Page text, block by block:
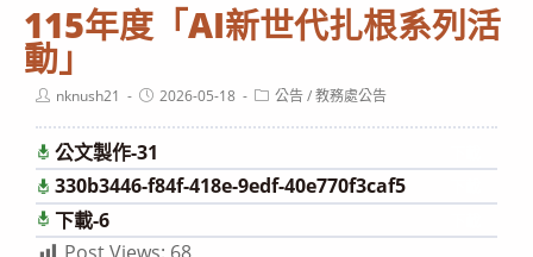
115年度「AI新世代扎根系列活
動」
Postnknush21
Post2026-05-18
Post公告/教務處公告
公文製作-31
330b3446-f84f-418e-9edf-40e770f3caf5
下載-6